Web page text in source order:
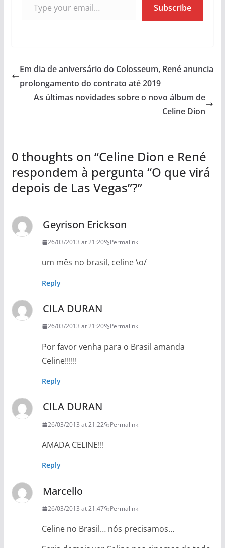
Subscribe
Em dia de aniversário do Colosseum, René anuncia
prolongamento do contrato até 2019
As últimas novidades sobre o novo álbum de
Celine Dion
0 thoughts on “Celine Dion e René
respondem à pergunta “O que virá
depois de Las Vegas”?”
Geyrison Erickson
26/03/2013 at 21:20 Permalink
um mês no brasil, celine \o/
Reply
CILA DURAN
26/03/2013 at 21:20 Permalink
Por favor venha para o Brasil amanda
Celine!!!!!!
Reply
CILA DURAN
26/03/2013 at 21:22 Permalink
AMADA CELINE!!!
Reply
Marcello
26/03/2013 at 21:47 Permalink
Celine no Brasil… nós precisamos…